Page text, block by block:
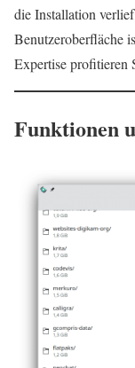
die Installation
Benutzeroberfläche
Expertise profitieren
Funktionen